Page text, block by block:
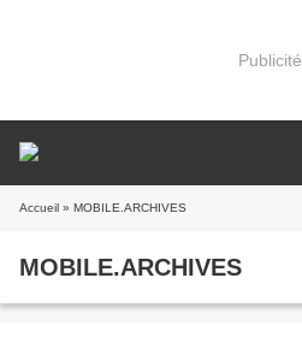
Publicité
Accueil » MOBILE.ARCHIVES
MOBILE.ARCHIVES